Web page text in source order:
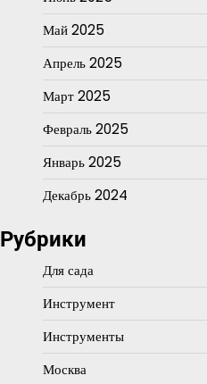
Май 2025
Апрель 2025
Март 2025
Февраль 2025
Январь 2025
Декабрь 2024
Рубрики
Для сада
Инструмент
Инструменты
Москва